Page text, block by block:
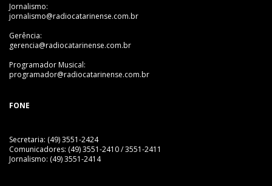
Jornalismo:
jornalismo@radiocatarinense.com.br
Gerência:
gerencia@radiocatarinense.com.br
Programador Musical:
programador@radiocatarinense.com.br
FONE
Secretaria: (49) 3551-2424
Comunicadores: (49) 3551-2410 / 3551-2411
Jornalismo: (49) 3551-2414